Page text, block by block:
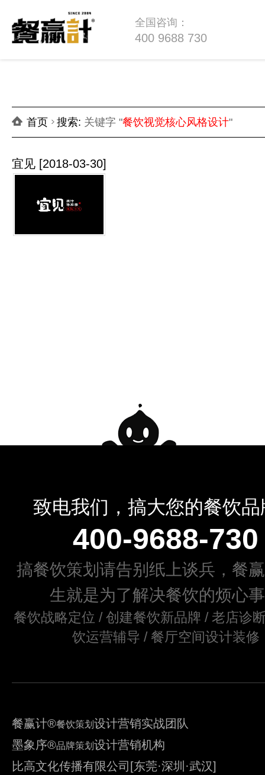
全国咨询：
400 9688 730
首页 搜索: 关键字 "餐饮视觉核心风格设计"
宜见 [2018-03-30]
致电我们，搞大您的餐饮品
400-9688-730
搞餐饮策划请告别纸上谈兵，餐
生就是为了解决餐饮的烦心
餐饮战略定位 / 创建餐饮新品牌 / 老店诊
饮运营辅导 / 餐厅空间设计装修
餐赢计®餐饮策划 设计营销实战团队
墨象序®品牌策划 设计营销机构
比高文化传播有限公司[东莞·深圳·武汉]